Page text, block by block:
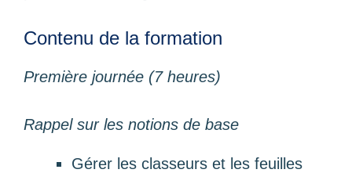
Contenu de la formation
Première journée (7 heures)
Rappel sur les notions de base
Gérer les classeurs et les feuilles